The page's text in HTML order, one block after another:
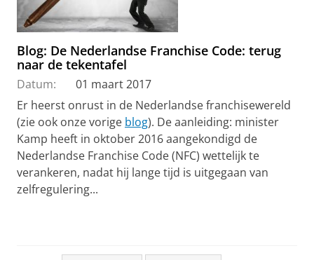
Blog: De Nederlandse Franchise Code: terug
naar de tekentafel
Datum:
01 maart 2017
Er heerst onrust in de Nederlandse franchisewereld
(zie ook onze vorige blog). De aanleiding: minister
Kamp heeft in oktober 2016 aangekondigd de
Nederlandse Franchise Code (NFC) wettelijk te
verankeren, nadat hij lange tijd is uitgegaan van
zelfregulering...